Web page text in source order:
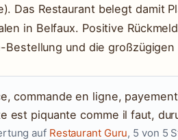
Das Restaurant belegt damit
in Belfaux. Positive
und die
commande en ligne,
est piquante comme il faut,
auf Restaurant Guru, 5 von 5